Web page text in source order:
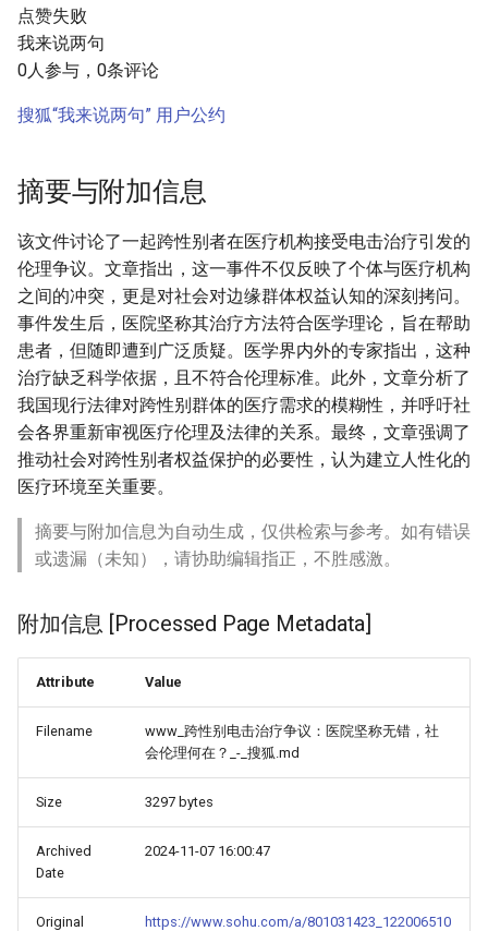
点赞失败
我来说两句
0人参与，0条评论
搜狐“我来说两句” 用户公约
摘要与附加信息
该文件讨论了一起跨性别者在医疗机构接受电击治疗引发的
伦理争议。文章指出，这一事件不仅反映了个体与医疗机构
之间的冲突，更是对社会对边缘群体权益认知的深刻拷问。
事件发生后，医院坚称其治疗方法符合医学理论，旨在帮助
患者，但随即遭到广泛质疑。医学界内外的专家指出，这种
治疗缺乏科学依据，且不符合伦理标准。此外，文章分析了
我国现行法律对跨性别群体的医疗需求的模糊性，并呼吁社
会各界重新审视医疗伦理及法律的关系。最终，文章强调了
推动社会对跨性别者权益保护的必要性，认为建立人性化的
医疗环境至关重要。
摘要与附加信息为自动生成，仅供检索与参考。如有错误
或遗漏（未知），请协助编辑指正，不胜感激。
附加信息 [Processed Page Metadata]
Attribute Value
Filename
www_跨性别电击治疗争议：医院坚称无错，社
会伦理何在？_-_搜狐.md
Size 3297 bytes
Archived
Date
2024-11-07 16:00:47
Original
https://www.sohu.com/a/801031423_122006510